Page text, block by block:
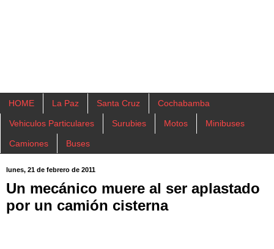
HOME La Paz Santa Cruz Cochabamba
Vehiculos Particulares Surubies Motos Minibuses
Camiones Buses
lunes, 21 de febrero de 2011
Un mecánico muere al ser aplastado
por un camión cisterna